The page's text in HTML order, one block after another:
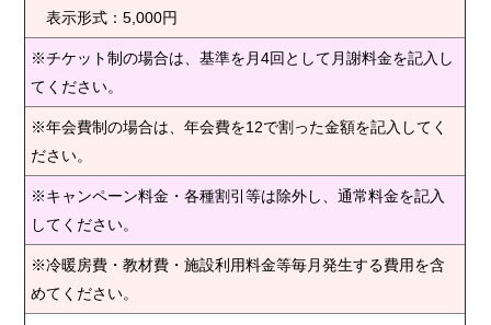
表示形式：5,000円
※チケット制の場合は、基準を月4回として月謝料金を記入し
てください。
※年会費制の場合は、年会費を12で割った金額を記入してく
ださい。
※キャンペーン料金・各種割引等は除外し、通常料金を記入
してください。
※冷暖房費・教材費・施設利用料金等毎月発生する費用を含
めてください。